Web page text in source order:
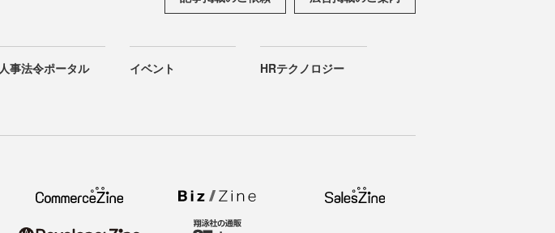
人事法令ポータル イベント HRテクノロジー